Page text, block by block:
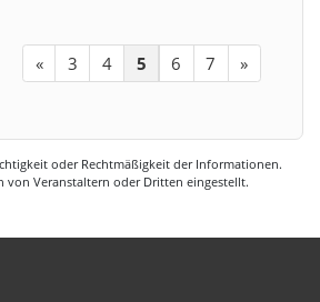
« 3 4 5 6 7 »
oder Rechtmäßigkeit der Informationen.
von Veranstaltern oder Dritten eingestellt.